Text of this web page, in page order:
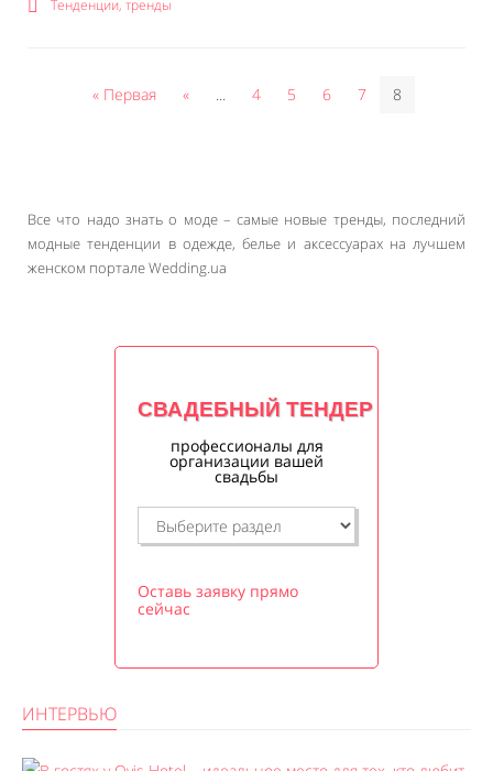
Тенденции, тренды
« Первая « ... 4 5 6 7 8
Все что надо знать о моде – самые новые тренды, последний
модные тенденции в одежде, белье и аксессуарах на лучшем
женском портале Wedding.ua
СВАДЕБНЫЙ ТЕНДЕР
профессионалы для
организации вашей
свадьбы
Оставь заявку прямо
сейчас
ИНТЕРВЬЮ